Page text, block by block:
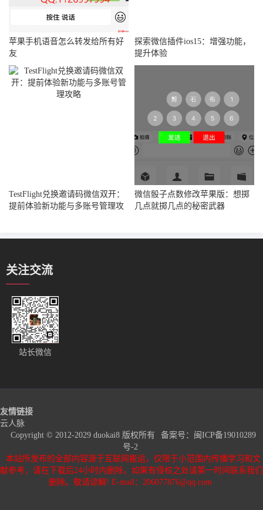
苹果手机语音怎么转发给所有好
友
探索微信插件ios15：增强功能，
提升体验
TestFlight兑换邀请码微信双开：
提前体验新功能与多账号管理攻
微信骰子点数修改苹果版：想掷
几点就掷几点的秘密武器
关注交流
站长微信
友情链接
云人脉
Copyright © 2012-2029 duokai8 版权所有
备案号： 闽ICP备19010289
号-2
本站所发布的全部内容源于互联网搬运，仅限于小范围内传播学习和文
献参考，请在下载后24小时内删除，如果有侵权之处请第一时间联系我们
删除。敬请谅解! E-mail：206077876@qq.com